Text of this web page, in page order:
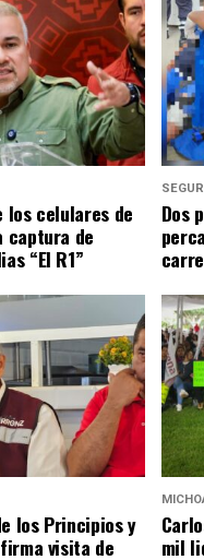
los celulares de
captura de
“El R1”
Dos
los Principios y
visita de
mil